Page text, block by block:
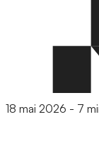
18 mai 2026 - 7